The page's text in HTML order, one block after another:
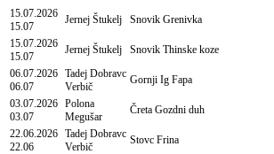
15.07.2026
15.07
Jernej Štukelj Snovik Grenivka
15.07.2026
15.07
Jernej Štukelj Snovik Thinske koze
06.07.2026
06.07
Tadej Dobravc
Verbič
Gornji Ig Fapa
03.07.2026
03.07
Polona
Megušar
Čreta Gozdni duh
22.06.2026
22.06
Tadej Dobravc
Verbič
Stovc Frina